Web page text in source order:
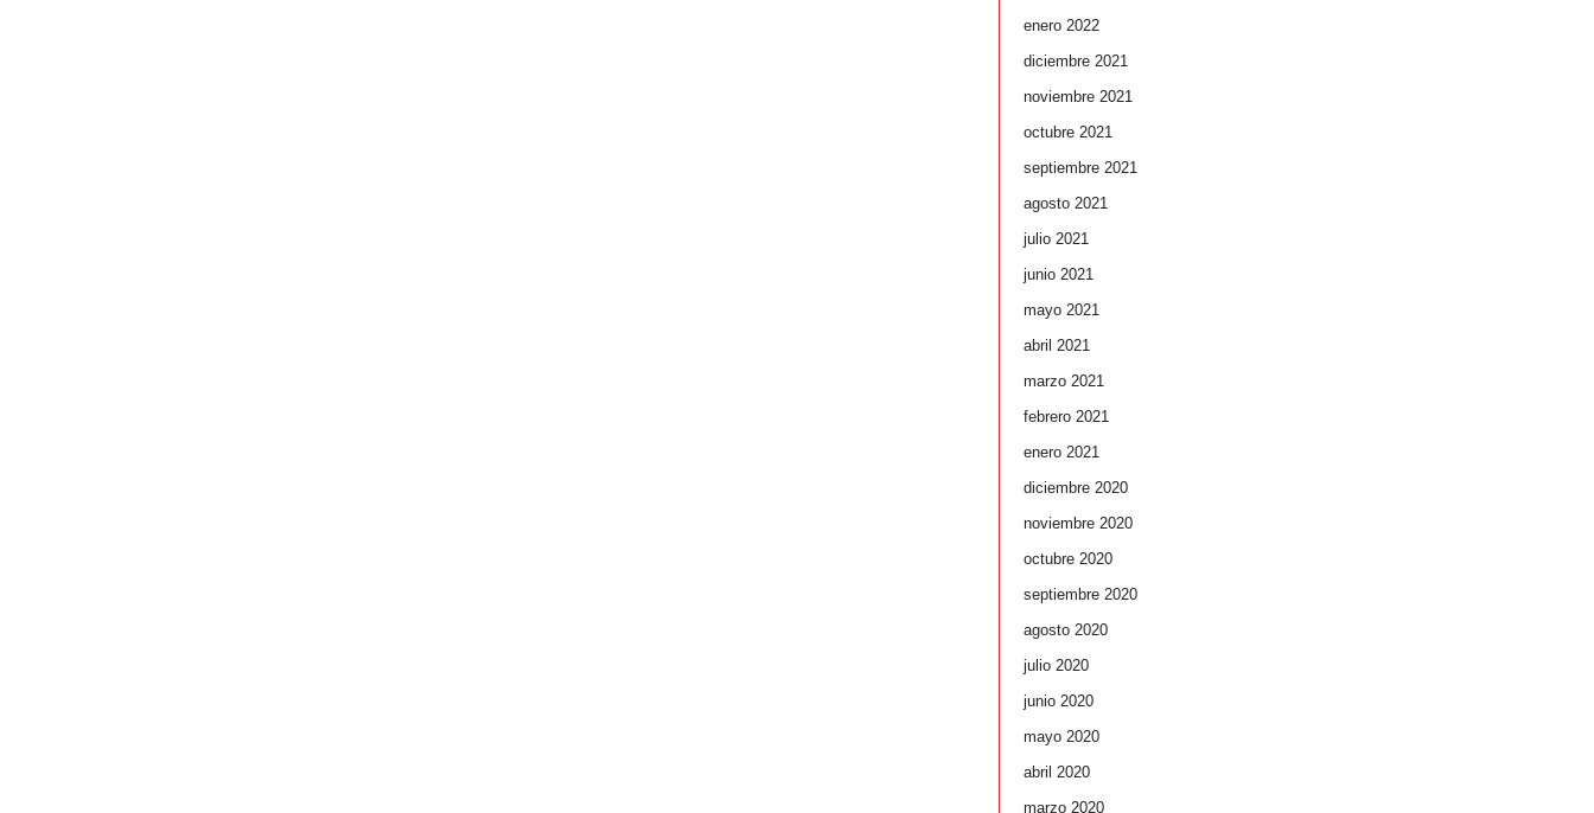
enero 2022
diciembre 2021
noviembre 2021
octubre 2021
septiembre 2021
agosto 2021
julio 2021
junio 2021
mayo 2021
abril 2021
marzo 2021
febrero 2021
enero 2021
diciembre 2020
noviembre 2020
octubre 2020
septiembre 2020
agosto 2020
julio 2020
junio 2020
mayo 2020
abril 2020
marzo 2020